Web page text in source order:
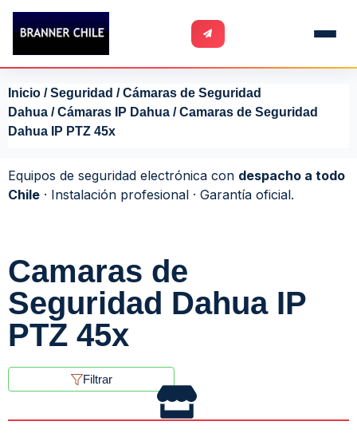
Inicio /Seguridad /Cámaras de Seguridad
Dahua /Cámaras IP Dahua / Camaras de Seguridad
Dahua IP PTZ 45x
Equipos de seguridad electrónica con despacho a todo
Chile · Instalación profesional · Garantía oficial.
Camaras de
Seguridad Dahua IP
PTZ 45x
Filtrar